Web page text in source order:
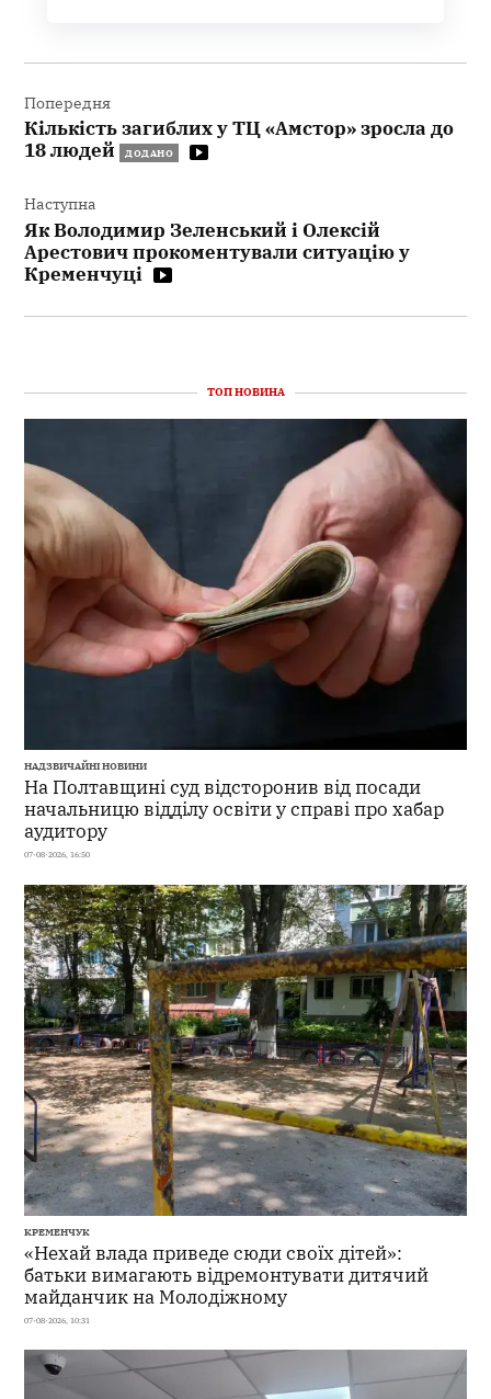
записів
Попередня
Кількість загиблих у ТЦ «Амстор» зросла до
18 людей
ДОДАНО
Наступна
Як Володимир Зеленський і Олексій
Арестович прокоментували ситуацію у
Кременчуці
ТОП НОВИНА
НАДЗВИЧАЙНІ НОВИНИ
На Полтавщині суд відсторонив від посади
начальницю відділу освіти у справі про хабар
аудитору
07-08-2026, 16:50
КРЕМЕНЧУК
«Нехай влада приведе сюди своїх дітей»:
батьки вимагають відремонтувати дитячий
майданчик на Молодіжному
07-08-2026, 10:31